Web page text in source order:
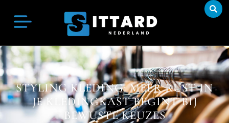
STYLING KLEDING: MEER RUST IN
JE KLEDINGKAST BEGINT BIJ
BEWUSTE KEUZES